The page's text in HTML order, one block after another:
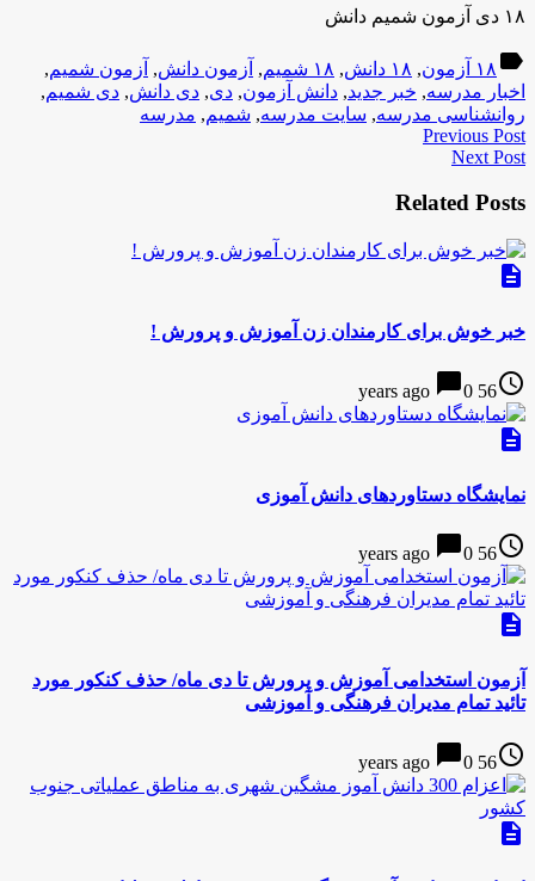
۱۸ دی آزمون شمیم دانش
label ۱۸ آزمون , ۱۸ دانش , ۱۸ شمیم , آزمون دانش, آزمون شمیم,
اخبار مدرسه, خبر جدید, دانش آزمون, دی, دی دانش, دی شمیم,
روانشناسی مدرسه, سایت مدرسه, شمیم, مدرسه
Previous Post
Next Post
Related Posts
description
خبر خوش برای کارمندان زن آموزش و پرورش !
access_time
56 years ago
chat_bubble0
description
نمایشگاه دستاوردهای دانش آموزی
access_time
56 years ago
chat_bubble0
description
آزمون استخدامی آموزش و پرورش تا دی ماه/ حذف کنکور مورد
تائید تمام مدیران فرهنگی و آموزشی
access_time
56 years ago
chat_bubble0
description